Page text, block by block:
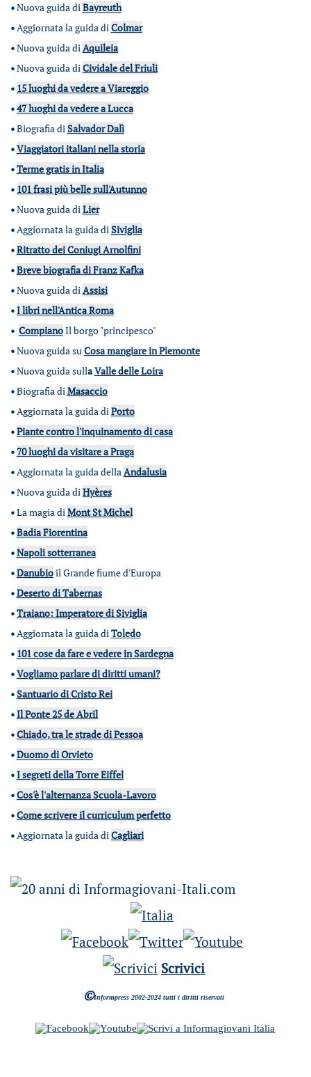
•Nuova guida diBayreuth
•Aggiornata la guida diColmar
•Nuova guida diAquileia
•Nuova guida diCividale del Friuli
• 15 luoghi da vedere a Viareggio
•47 luoghi da vedere a Lucca
•Biografia diSalvador Dalì
•Viaggiatori italiani nella storia
•Terme gratis in Italia
• 101 frasi più belle sull'Autunno
•Nuova guida diLier
•Aggiornata la guida diSiviglia
•Ritratto dei Coniugi Arnolfini
•Breve biografia di Franz Kafka
•Nuova guida diAssisi
•I libri nell'Antica Roma
• CompianoIl borgo "principesco"
•Nuova guida suCosa mangiare in Piemonte
•Nuova guida sullaValle delle Loira
•Biografia diMasaccio
•Aggiornata la guida diPorto
•Piante contro l'inquinamento di casa
• 70 luoghi da visitare a Praga
•Aggiornata la guida dellaAndalusia
•Nuova guida diHyères
•La magia diMont St Michel
•Badia Fiorentina
•Napoli sotterranea
•Danubioil Grande fiume d'Europa
•Deserto di Tabernas
•Traiano: Imperatore di Siviglia
•Aggiornata la guida diToledo
• 101 cose da fare e vedere in Sardegna
•Vogliamo parlare di diritti umani?
•Santuario di Cristo Rei
•Il Ponte 25 de Abril
•Chiado, tra le strade di Pessoa
•Duomo di Orvieto
•I segreti della Torre Eiffel
•Cos'è l'alternanza Scuola-Lavoro
•Come scrivere il curriculum perfetto
•Aggiornata la guida diCagliari
Scrivici
©Informpress 2002-2024 tutti i diritti riservati